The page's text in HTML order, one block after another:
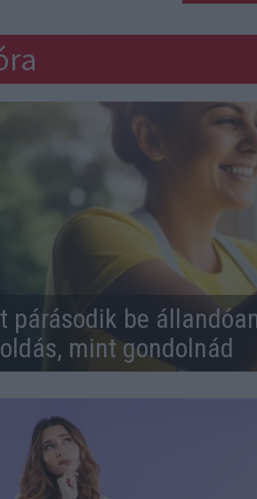
párásodik be
mint gondolnád